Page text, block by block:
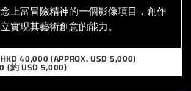
上富冒險精神的一個影像項目，創作
實現其藝術創意的能力。
40,000 (APPROX. USD 5,000)
(約 USD 5,000)